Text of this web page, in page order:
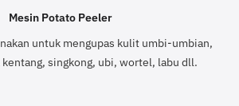
Mesin Potato Peeler
untuk mengupas kulit umbi-umbian,
singkong, ubi, wortel, labu dll.